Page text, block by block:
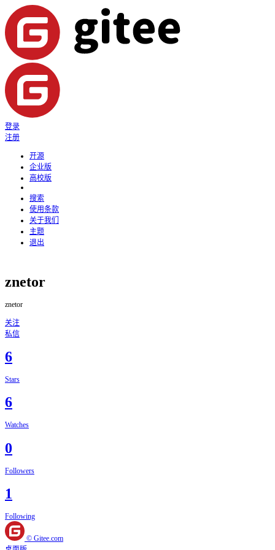
登录
注册
开源
企业版
高校版
搜索
使用条款
关于我们
主题
退出
znetor
znetor
关注
私信
6
Stars
6
Watches
0
Followers
1
Following
© Gitee.com